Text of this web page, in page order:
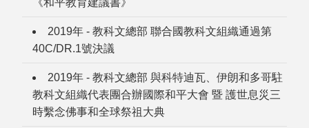
《和平教育建議書》
2019年 - 教科文總部 聯合國教科文組織通過第
40C/DR.1號決議
2019年 - 教科文總部 與科特迪瓦、伊朗和多哥駐
教科文組織代表團合辦國際和平大會 暨 護世息災三
時繫念佛事和全球祭祖大典